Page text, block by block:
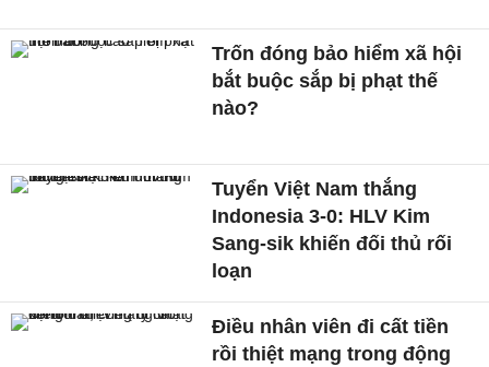
Trốn đóng bảo hiểm xã hội
bắt buộc sắp bị phạt thế
nào?
Tuyển Việt Nam thắng
Indonesia 3-0: HLV Kim
Sang-sik khiến đối thủ rối
loạn
Điều nhân viên đi cất tiền
rồi thiệt mạng trong động